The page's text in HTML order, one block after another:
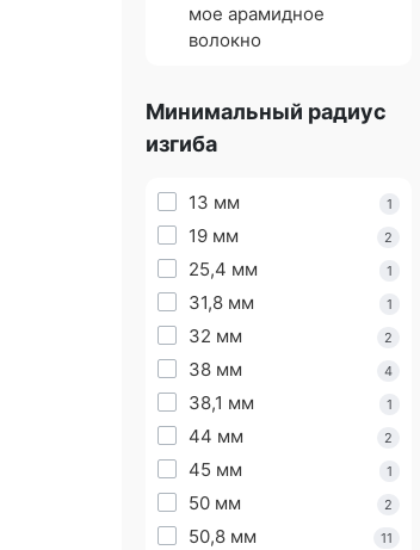
мое арамидное
волокно
Минимальный радиус
изгиба
13 мм 1
19 мм 2
25,4 мм 1
31,8 мм 1
32 мм 2
38 мм 4
38,1 мм 1
44 мм 2
45 мм 1
50 мм 2
50,8 мм 11